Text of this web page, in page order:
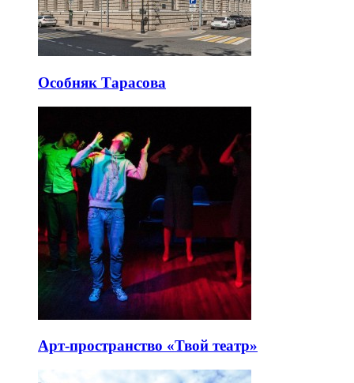
Особняк Тарасова
Арт-пространство «Твой театр»